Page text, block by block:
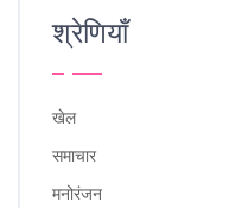
श्रेणियाँ
खेल
समाचार
मनोरंजन